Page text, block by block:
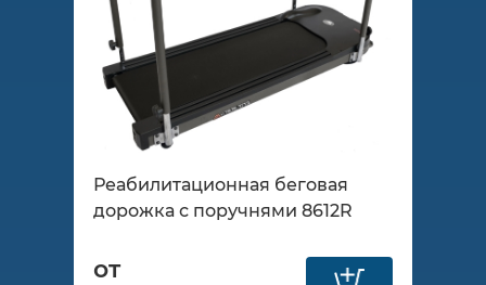
Реабилитационная беговая
дорожка с поручнями 8612R
от